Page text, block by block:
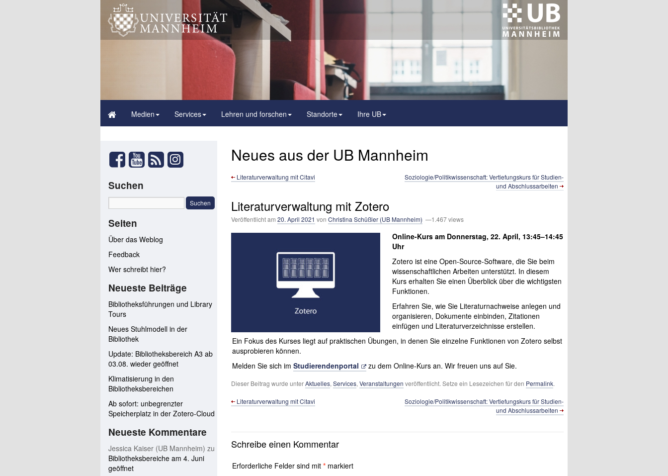
Medien Services Lehren und forschen Standorte Ihre UB
Neues aus der UB Mannheim
Literatur­verwaltung mit Citavi
Soziologie/Politik­wissenschaft: Vertiefungs­kurs für Studien-
und Abschlussarbeiten
Literatur­verwaltung mit Zotero
Veröffentlicht am 20. April 2021 von Christina Schüßler (UB Mannheim) —1.467 views
Online-Kurs am Donnerstag, 22. April, 13:45–14:45
Uhr
Zotero ist eine Open-Source-­Software, die Sie beim
wissenschaft­lichen Arbeiten unterstützt. In diesem
Kurs erhalten Sie einen Überblick über die wichtigsten
Funktionen.
Erfahren Sie, wie Sie Literatur­nachweise anlegen und
organisieren, Dokumente einbinden, Zitationen
einfügen und Literatur­verzeichnisse erstellen.
Ein Fokus des Kurses liegt auf praktischen Übungen, in denen Sie einzelne Funktionen von Zotero selbst
ausprobieren können.
Melden Sie sich imStudierendenportal zu dem Online-Kurs an. Wir freuen uns auf Sie.
Dieser Beitrag wurde unterAktuelles,Services,Veranstaltungen veröffentlicht. Setze ein Lesezeichen für den Permalink.
Literatur­verwaltung mit Citavi
Soziologie/Politik­wissenschaft: Vertiefungs­kurs für Studien-
und Abschlussarbeiten
Schreibe einen Kommentar
Erforderliche Felder sind mit* markiert
Suchen
Seiten
Über das Weblog
Feedback
Wer schreibt hier?
Neueste Beiträge
Bibliotheksführungen und Library
Tours
Neues Stuhlmodell in der
Bibliothek
Update: Bibliotheksbereich A3 ab
03.08. wieder geöffnet
Klimatisierung in den
Bibliotheksbereichen
Ab sofort: unbegrenzter
Speicherplatz in der Zotero-Cloud
Neueste Kommentare
Jessica Kaiser (UB Mannheim) zu
Bibliotheksbereiche am 4. Juni
geöffnet